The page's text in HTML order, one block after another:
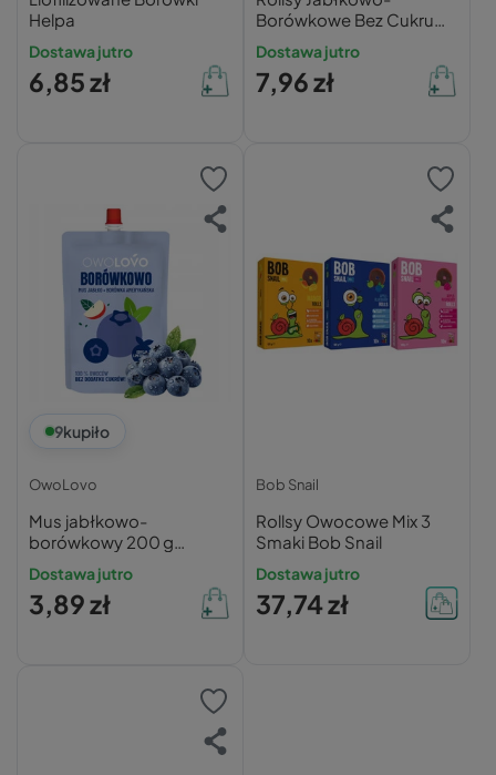
Helpa
Dostawa jutro
6,85 zł
Borówkowe Bez Cukru
Bob Snail
Dostawa jutro
7,96 zł
9kupiło
OwoLovo
Mus jabłkowo-
borówkowy 200 g
OwoLovo
Dostawa jutro
3,89 zł
Bob Snail
Rollsy Owocowe Mix 3
Smaki Bob Snail
Dostawa jutro
37,74 zł